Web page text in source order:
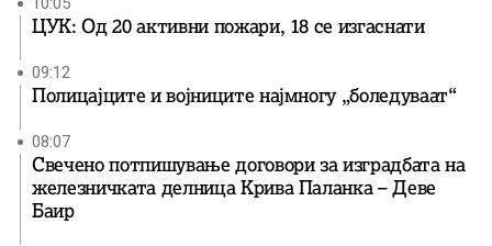
ЦУК: Од 20 активни пожари, 18 се изгаснати
09:12
Полицајците и војниците најмногу „боледуваат“
08:07
Свечено потпишување договори за изградбата на
железничката делница Крива Паланка – Деве
Баир